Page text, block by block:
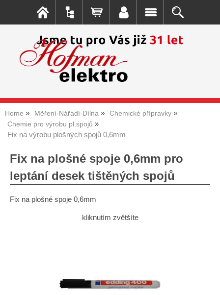
Home Měření-Nářadí-Dílna
Chemické přípravky
Chemie pro výrobu pl.spojů
Fix na výrobu plošných spojů 0,6mm
Fix na plošné spoje 0,6mm pro
leptání desek tištěných spojů
Fix na plošné spoje 0,6mm
kliknutím zvětšíte